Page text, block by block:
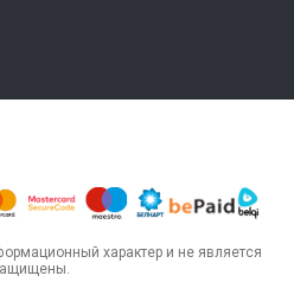
характер и не является